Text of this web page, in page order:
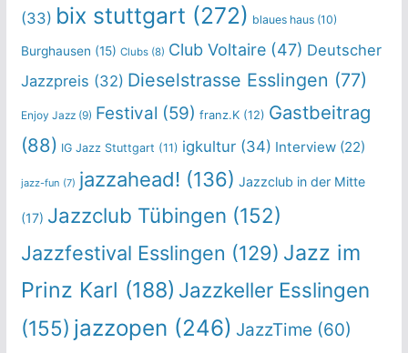
(33) bix stuttgart (272) blaues haus(10)
Burghausen (15) Clubs(8) Club Voltaire(47) Deutscher
Jazzpreis (32) Dieselstrasse Esslingen (77)
Enjoy Jazz(9) Festival (59) franz.K(12) Gastbeitrag
(88) IG Jazz Stuttgart (11) igkultur(34) Interview(22)
jazz-fun (7) jazzahead! (136) Jazzclub in der Mitte
(17) Jazzclub Tübingen (152)
Jazzfestival Esslingen (129) Jazz im
Prinz Karl (188) Jazzkeller Esslingen
(155) jazzopen (246) JazzTime (60)